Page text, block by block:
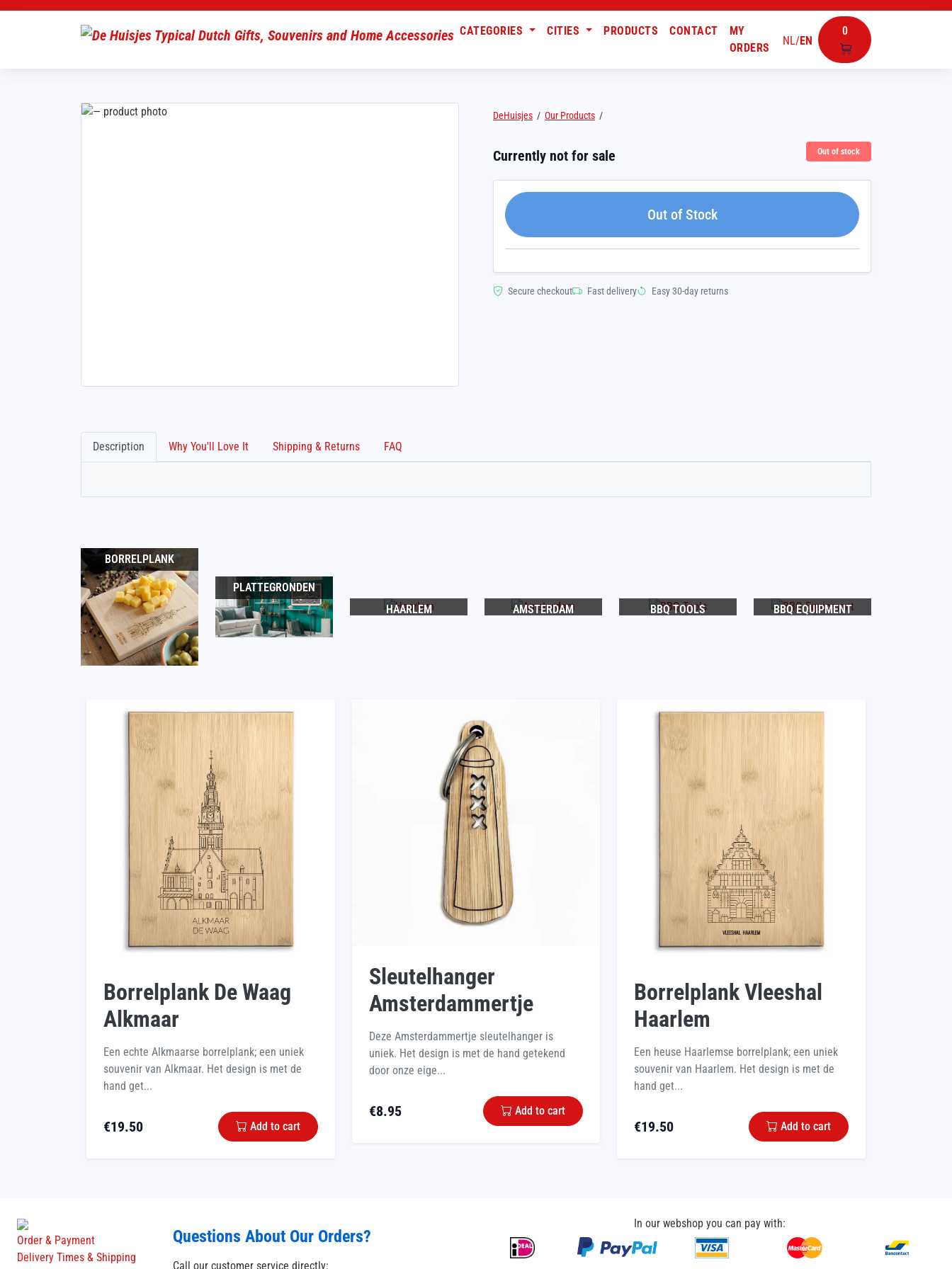
NL/EN
0
CATEGORIES CITIES PRODUCTS CONTACT
MY
ORDERS
DeHuisjes / Our Products /
Currently not for sale Out of stock
Out of Stock
Secure checkout Fast delivery Easy 30-day returns
Description Why You'll Love It Shipping & Returns FAQ
BORRELPLANK
PLATTEGRONDEN
HAARLEM
AMSTERDAM BBQ TOOLS BBQ EQUIPMENT
Borrelplank De Waag
Alkmaar
Een echte Alkmaarse borrelplank; een uniek
souvenir van Alkmaar. Het design is met de
hand get...
€19.50 Add to cart
Sleutelhanger
Amsterdammertje
Deze Amsterdammertje sleutelhanger is
uniek. Het design is met de hand getekend
door onze eige...
€8.95 Add to cart
Borrelplank Vleeshal
Haarlem
Een heuse Haarlemse borrelplank; een uniek
souvenir van Haarlem. Het design is met de
hand get...
€19.50 Add to cart
Order & Payment
Delivery Times & Shipping
Questions About Our Orders?
Call our customer service directly:
In our webshop you can pay with: